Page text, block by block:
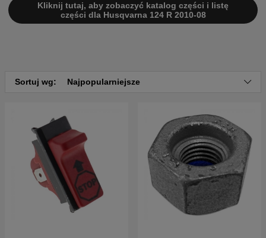
Kliknij tutaj, aby zobaczyć katalog części i listę
części dla Husqvarna 124 R 2010-08
Sortuj wg: Najpopularniejsze